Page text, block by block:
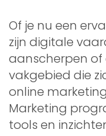
Of je nu een
zijn digitale
aanscherpen of
vakgebied die
online
Marketing
tools en